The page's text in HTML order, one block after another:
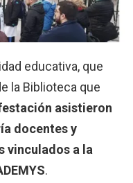
educativa, que
la Biblioteca que
asistieron
docentes y
vinculados a la
.